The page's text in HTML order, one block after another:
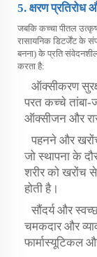
5. क्षरण
जबकि कच्चा पीतल
रासायनिक डिटर्जेंट के
बनना) के प्रति
करता है:
ऑक्सीकरण
परत कच्चे तांबा-
ऑक्सीजन और
पहनने और
जो स्थापना के
शरीर को खरोंच
होती है।
सौंदर्य और
चमकदार और
फार्मास्यूटिकल